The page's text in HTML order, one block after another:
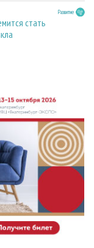
Развитие
стать